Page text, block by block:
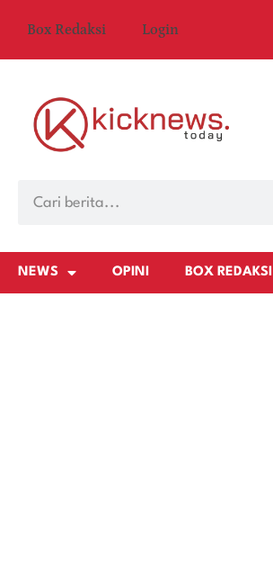
Box Redaksi Login
NEWS OPINI BOX REDAKSI